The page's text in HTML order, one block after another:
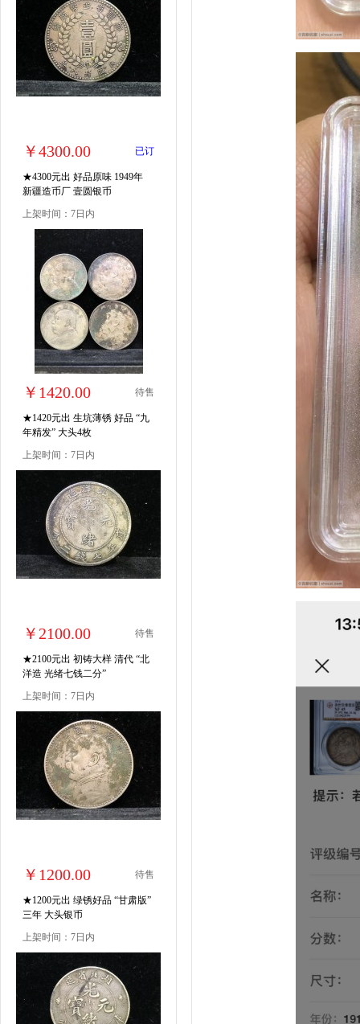
￥4300.00 已订
★4300元出 好品原味 1949年
新疆造币厂 壹圆银币
上架时间：7日内
￥1420.00 待售
★1420元出 生坑薄锈 好品 “九
年精发” 大头4枚
上架时间：7日内
￥2100.00 待售
★2100元出 初铸大样 清代 “北
洋造 光绪七钱二分”
上架时间：7日内
￥1200.00 待售
★1200元出 绿锈好品 “甘肃版”
三年 大头银币
上架时间：7日内